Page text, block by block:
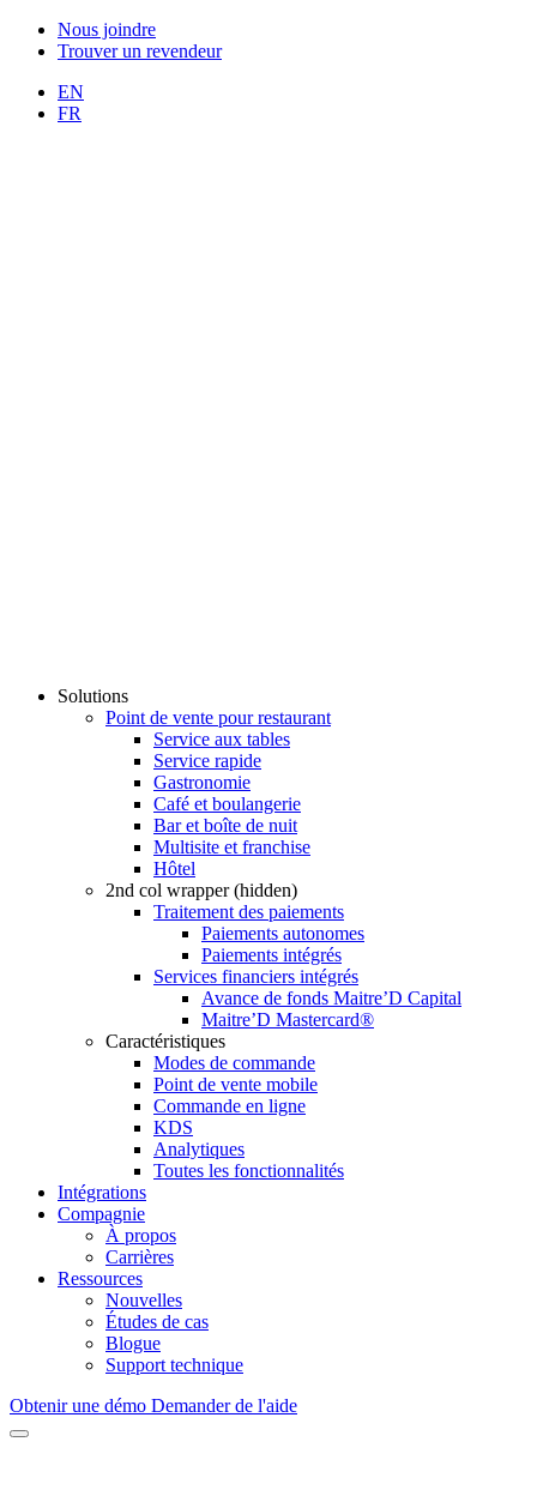
Nous joindre
Trouver un revendeur
EN
FR
Solutions
Point de vente pour restaurant
Service aux tables
Service rapide
Gastronomie
Café et boulangerie
Bar et boîte de nuit
Multisite et franchise
Hôtel
2nd col wrapper (hidden)
Traitement des paiements
Paiements autonomes
Paiements intégrés
Services financiers intégrés
Avance de fonds Maitre’D Capital
Maitre’D Mastercard®
Caractéristiques
Modes de commande
Point de vente mobile
Commande en ligne
KDS
Analytiques
Toutes les fonctionnalités
Intégrations
Compagnie
À propos
Carrières
Ressources
Nouvelles
Études de cas
Blogue
Support technique
Obtenir une démo Demander de l'aide